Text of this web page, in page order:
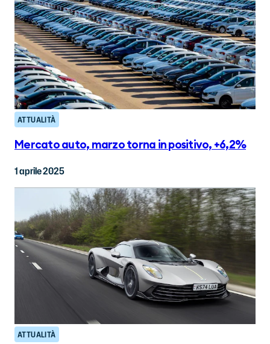
ATTUALITÀ
Mercato auto, marzo torna in positivo, +6,2%
1 aprile 2025
ATTUALITÀ